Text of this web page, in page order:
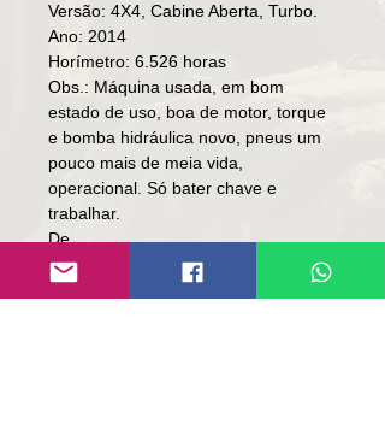
Versão: 4X4, Cabine Aberta, Turbo.
Ano: 2014
Horímetro: 6.526 horas
Obs.: Máquina usada, em bom
estado de uso, boa de motor, torque
e bomba hidráulica novo, pneus um
pouco mais de meia vida,
operacional. Só bater chave e
trabalhar.
De
Preço: R$ 138,000
Por